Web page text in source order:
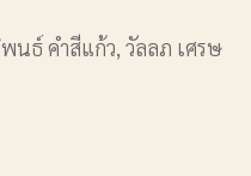
นธ์ คำสีแก้ว, วัลลภ เศรษ